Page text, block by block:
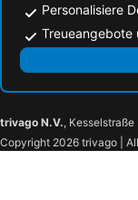
Personalisiere
Treueangebote
trivago N.V.,
Copyright 2026 trivago |